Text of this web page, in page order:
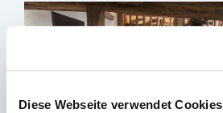
Diese Webseite verwendet Cookies